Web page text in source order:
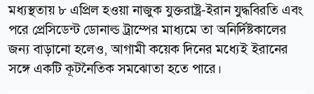
মধ্যস্থতায় ৮ এপ্রিল হওয়া নাজুক যুক্তরাষ্ট্র-ইরান যুদ্ধবিরতি এবং
পরে প্রেসিডেন্ট ডোনাল্ড ট্রাম্পের মাধ্যমে তা অনির্দিষ্টকালের
জন্য বাড়ানো হলেও, আগামী কয়েক দিনের মধ্যেই ইরানের
সঙ্গে একটি কূটনৈতিক সমঝোতা হতে পারে।